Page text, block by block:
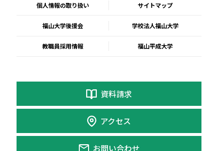
個人情報の取り扱い サイトマップ
福山大学後援会 学校法人福山大学
教職員採用情報 福山平成大学
資料請求
アクセス
お問い合わせ